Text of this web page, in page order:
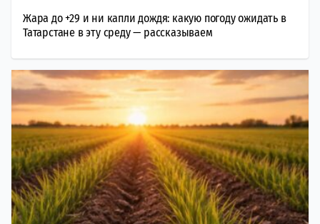
Жара до +29 и ни капли дождя: какую погоду ожидать в
Татарстане в эту среду — рассказываем